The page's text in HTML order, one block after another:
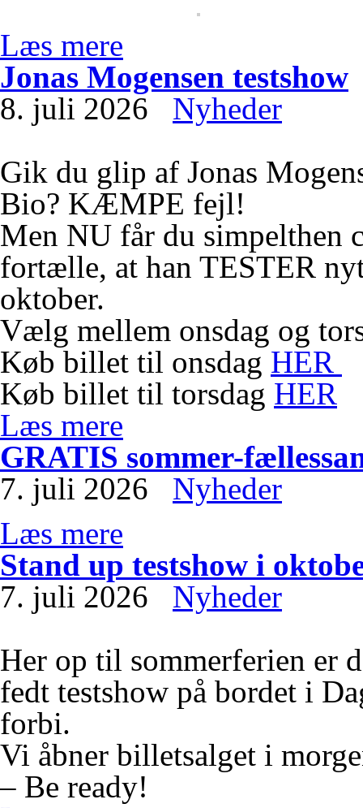
Læs mere
Jonas Mogensen testshow
8. juli 2026
Nyheder
Gik du glip af Jonas
Bio? KÆMPE fejl!
Men NU får du simpelthen
fortælle, at han TESTER
oktober.
Vælg mellem onsdag og
Køb billet til onsdag HER
Køb billet til torsdag HER
Læs mere
GRATIS sommer-
7. juli 2026
Nyheder
Læs mere
Stand up testshow i
7. juli 2026
Nyheder
Her op til sommerferien er
fedt testshow på bordet i
forbi.
Vi åbner billetsalget i
– Be ready!